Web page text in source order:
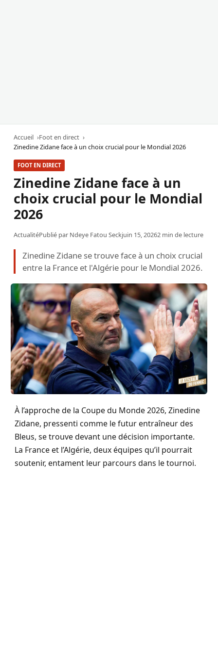
Accueil
Foot en direct
Zinedine Zidane face à un choix crucial pour le Mondial 2026
FOOT EN DIRECT
Zinedine Zidane face à un
choix crucial pour le Mondial
2026
ActualitéPublié par Ndeye Fatou Seckjuin 15, 20262 min de lecture
Zinedine Zidane se trouve face à un choix crucial
entre la France et l'Algérie pour le Mondial 2026.
À l’approche de la Coupe du Monde 2026, Zinedine
Zidane, pressenti comme le futur entraîneur des
Bleus, se trouve devant une décision importante.
La France et l’Algérie, deux équipes qu’il pourrait
soutenir, entament leur parcours dans le tournoi.